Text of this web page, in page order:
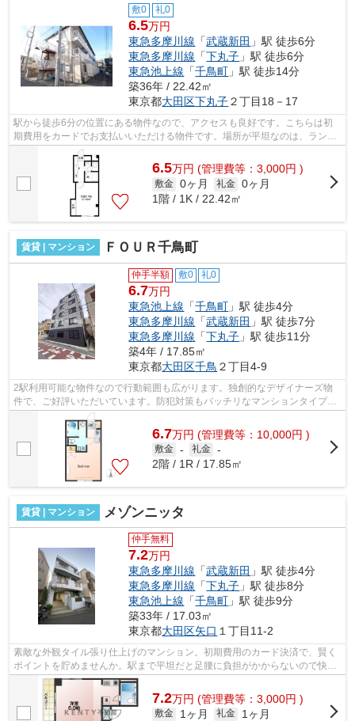
敷0 礼0
6.5万円
東急多摩川線 「武蔵新田 」駅 徒歩6分
東急多摩川線 「下丸子 」駅 徒歩6分
東急池上線 「千鳥町 」駅 徒歩14分
築36年 / 22.42㎡
東京都大田区下丸子２丁目18－17
駅から徒歩6分の位置にある物件なので、アクセスも良好です。こちらは初
期費用をカードでお支払いいただける物件です。場所が平坦なのは、ランニ
ングをする上で抑えたいポイントですね...
6.5万円 (管理費等：3,000円 )
敷金 0ヶ月 礼金 0ヶ月
1階 / 1K / 22.42㎡
賃貸 | マンション ＦＯＵＲ千鳥町
仲手半額 敷0 礼0
6.7万円
東急池上線 「千鳥町 」駅 徒歩4分
東急多摩川線 「武蔵新田 」駅 徒歩7分
東急多摩川線 「下丸子 」駅 徒歩11分
築4年 / 17.85㎡
東京都大田区千鳥 ２丁目4-9
2駅利用可能な物件なので行動範囲も広がります。独創的なデザイナーズ物
件で、ご好評いただいています。防犯対策もバッチリなマンションタイプの
物件です。陽当たりがよく、洗濯物がよ...
6.7万円 (管理費等：10,000円 )
敷金 - 礼金 -
2階 / 1R / 17.85㎡
賃貸 | マンション メゾンニッタ
仲手無料
7.2万円
東急多摩川線 「武蔵新田 」駅 徒歩4分
東急多摩川線 「下丸子 」駅 徒歩8分
東急池上線 「千鳥町 」駅 徒歩9分
築33年 / 17.03㎡
東京都大田区矢口 １丁目11-2
素敵な外観タイル張り仕上げのマンション。初期費用のカード決済で、賢く
ポイントを貯めませんか。駅まで平坦だと足腰に負担がかからないので快適
です。造りとデザインに関して、自信...
7.2万円 (管理費等：3,000円 )
敷金 1ヶ月 礼金
1ヶ月